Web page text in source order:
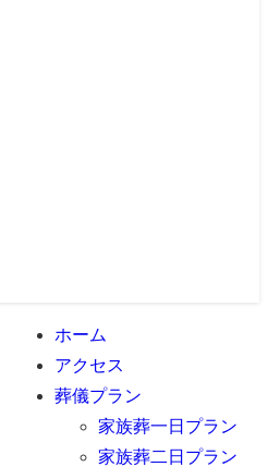
ホーム
アクセス
葬儀プラン
家族葬一日プラン
家族葬二日プラン